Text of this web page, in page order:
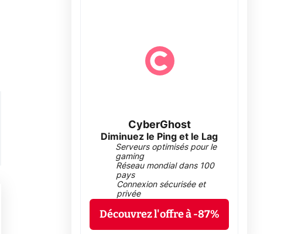
CyberGhost
Diminuez le Ping et le Lag
Serveurs optimisés pour le
gaming
Réseau mondial dans 100
pays
Connexion sécurisée et
privée
Découvrez l'offre à -87%